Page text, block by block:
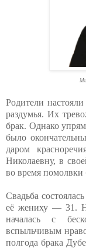
Родители
раздумья. Их
брак. Однако
было
даром
Николаевну, в
во время помолвки
Свадьба
её жениху — 31.
началась с
вспыльчивым
полгода брака